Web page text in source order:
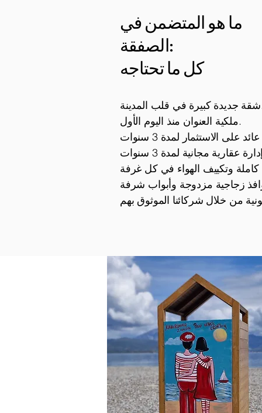
ما هو المتضمن في
الصفقة:
كل ما تحتاجه
المدينة.
ملكية العنوان منذ اليوم الأول.